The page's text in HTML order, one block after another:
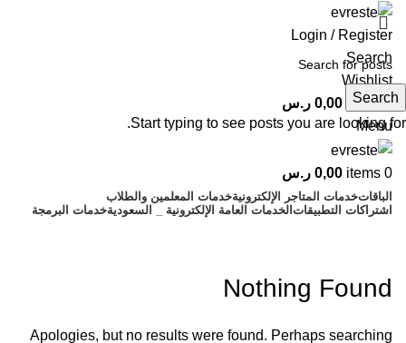
Login / Register
Search
Wishlist
0
items
0,00 ر.س
Menu
0
items
0,00 ر.س
الباقاتخدمات المتاجر الإلكترونيةخدمات المعلمين والطلاب
اشتراكات التطبيقاتالخدمات العامة الإلكترونية _ السعوديةخدمات البرمجة
Nothing Found
Apologies, but no results were found. Perhaps searching
Search
Start typing to see posts you are looking for.